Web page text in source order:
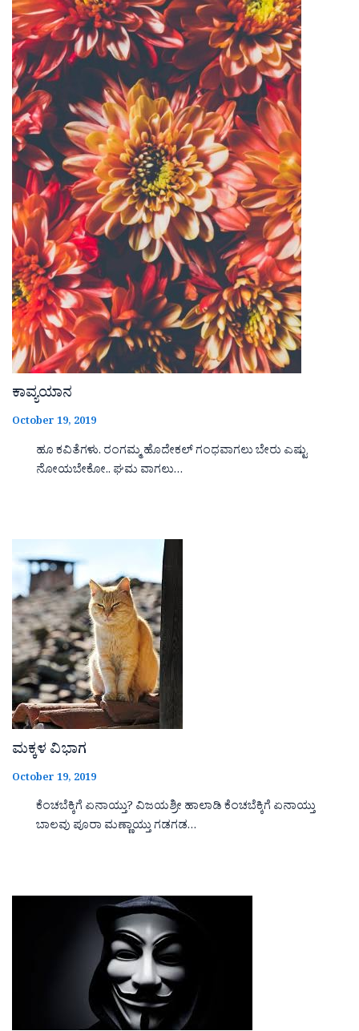
ಕಾವ್ಯಯಾನ
October 19, 2019
ಹೂ ಕವಿತೆಗಳು. ರಂಗಮ್ಮ ಹೊದೇಕಲ್ ಗಂಧವಾಗಲು ಬೇರು ಎಷ್ಟು
ನೋಯಬೇಕೋ.. ಘಮ ವಾಗಲು…
ಮಕ್ಕಳ ವಿಭಾಗ
October 19, 2019
ಕೆಂಚಬೆಕ್ಕಿಗೆ ಏನಾಯ್ತು? ವಿಜಯಶ್ರೀ ಹಾಲಾಡಿ ಕೆಂಚಬೆಕ್ಕಿಗೆ ಏನಾಯ್ತು
ಬಾಲವು ಪೂರಾ ಮಣ್ಣಾಯ್ತು ಗಡಗಡ…